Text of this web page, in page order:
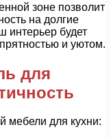
зоне позволит
на долгие
интерьер будет
и уютом.
для
мебели для кухни: